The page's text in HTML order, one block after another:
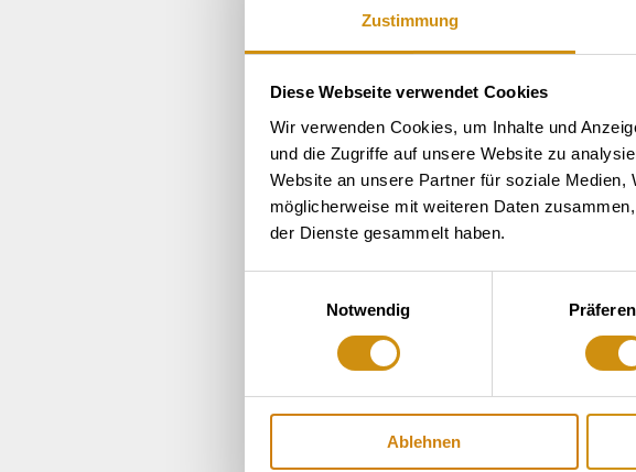
Zustimmung
Diese Webseite verwendet Cookies
Wir verwenden Cookies, um Inhalte und
und die Zugriffe auf unsere Website zu
Website an unsere Partner für soziale
möglicherweise mit weiteren Daten
der Dienste gesammelt haben.
Notwendig
Ablehnen